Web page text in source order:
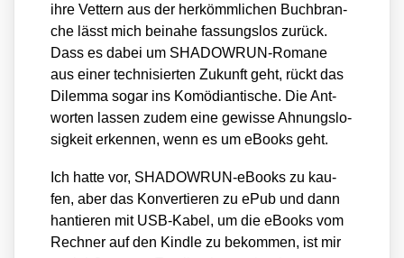
ihre Vet­tern aus der her­kömm­li­chen Buch­bran­
che lässt mich bei­na­he fas­sungs­los zurück.
Dass es dabei um SHADOWRUN-Roma­ne
aus einer tech­ni­sier­ten Zukunft geht, rückt das
Dilem­ma sogar ins Komö­di­an­ti­sche. Die Ant­
wor­ten las­sen zudem eine gewis­se Ahnungs­lo­
sig­keit erken­nen, wenn es um eBooks geht.
Ich hat­te vor, SHADOWRUN-eBooks zu kau­
fen, aber das Kon­ver­tie­ren zu ePub und dann
han­tie­ren mit USB-Kabel, um die eBooks vom
Rech­ner auf den Kind­le zu bekom­men, ist mir